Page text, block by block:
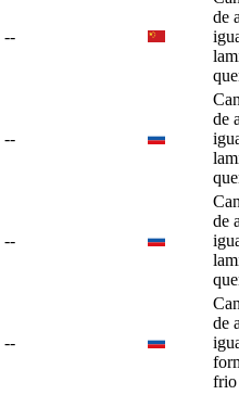
--
de
--
de
--
de
--
de
frio